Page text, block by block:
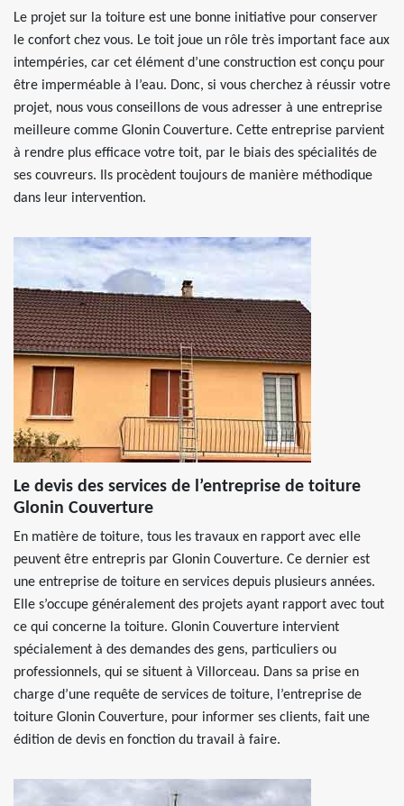
Le projet sur la toiture est une bonne initiative pour conserver
le confort chez vous. Le toit joue un rôle très important face aux
intempéries, car cet élément d’une construction est conçu pour
être imperméable à l’eau. Donc, si vous cherchez à réussir votre
projet, nous vous conseillons de vous adresser à une entreprise
meilleure comme Glonin Couverture. Cette entreprise parvient
à rendre plus efficace votre toit, par le biais des spécialités de
ses couvreurs. Ils procèdent toujours de manière méthodique
dans leur intervention.
Le devis des services de l’entreprise de toiture
Glonin Couverture
En matière de toiture, tous les travaux en rapport avec elle
peuvent être entrepris par Glonin Couverture. Ce dernier est
une entreprise de toiture en services depuis plusieurs années.
Elle s’occupe généralement des projets ayant rapport avec tout
ce qui concerne la toiture. Glonin Couverture intervient
spécialement à des demandes des gens, particuliers ou
professionnels, qui se situent à Villorceau. Dans sa prise en
charge d’une requête de services de toiture, l’entreprise de
toiture Glonin Couverture, pour informer ses clients, fait une
édition de devis en fonction du travail à faire.